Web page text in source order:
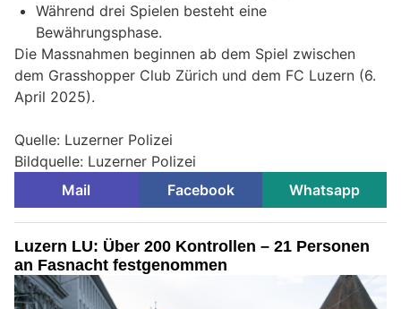
Während drei Spielen besteht eine
Bewährungsphase.
Die Massnahmen beginnen ab dem Spiel zwischen
dem Grasshopper Club Zürich und dem FC Luzern (6.
April 2025).
Quelle: Luzerner Polizei
Bildquelle: Luzerner Polizei
Mail
Facebook Whatsapp
Luzern LU: Über 200 Kontrollen – 21 Personen
an Fasnacht festgenommen